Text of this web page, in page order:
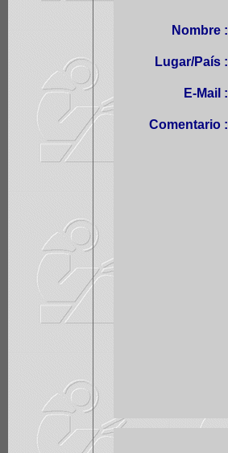
Nombre :
Lugar/País :
E-Mail :
Comentario :